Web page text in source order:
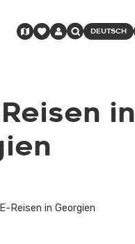
DEUTSCH
in
Reisen in Georgien